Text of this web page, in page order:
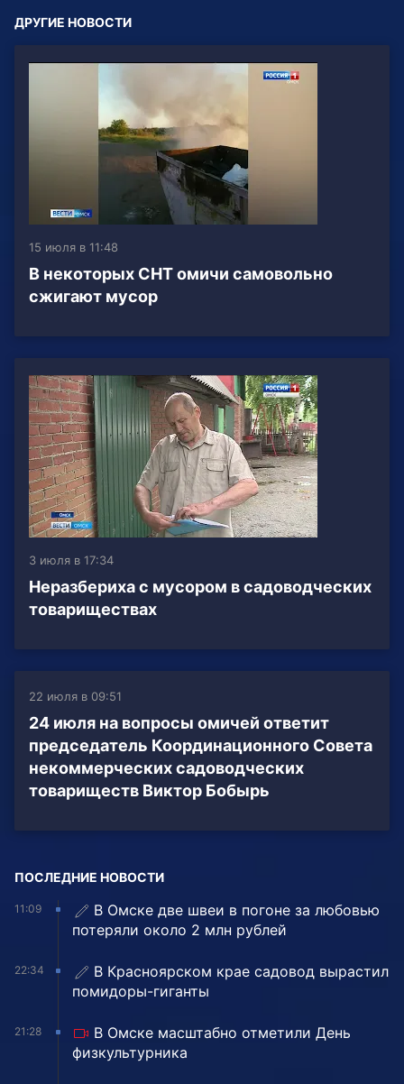
ДРУГИЕ НОВОСТИ
15 июля в 11:48
В некоторых СНТ омичи самовольно
сжигают мусор
3 июля в 17:34
Неразбериха с мусором в садоводческих
товариществах
22 июля в 09:51
24 июля на вопросы омичей ответит
председатель Координационного Совета
некоммерческих садоводческих
товариществ Виктор Бобырь
ПОСЛЕДНИЕ НОВОСТИ
11:09
В Омске две швеи в погоне за любовью
потеряли около 2 млн рублей
22:34
В Красноярском крае садовод вырастил
помидоры-гиганты
21:28
В Омске масштабно отметили День
физкультурника